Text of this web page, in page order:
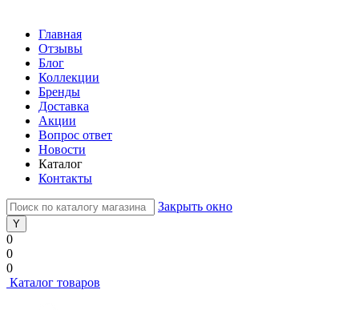
Главная
Отзывы
Блог
Коллекции
Бренды
Доставка
Акции
Вопрос ответ
Новости
Каталог
Контакты
Закрыть окно
0
0
0
Каталог товаров